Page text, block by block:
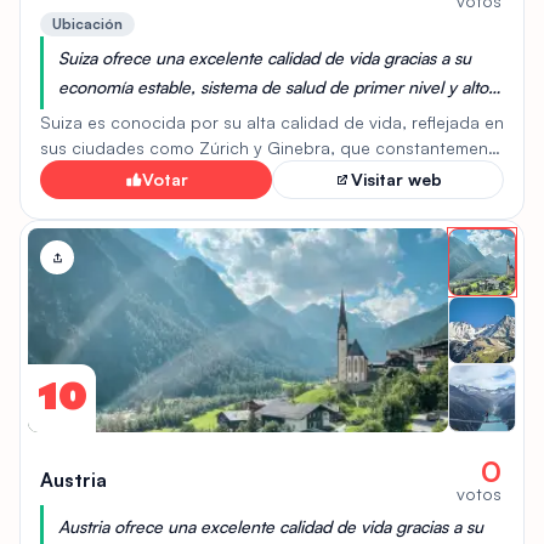
Ubicación
Suiza ofrece una excelente calidad de vida gracias a su
economía estable, sistema de salud de primer nivel y altos
estándares educativos. Además, cuenta con un entorno
natural impresionante y una infraestructura bien
desarrollada, lo que contribuye al bienestar de sus
habitantes.
Suiza es conocida por su alta calidad de vida, reflejada en
sus ciudades como Zúrich y Ginebra, que constantemente
se clasifican entre las mejores del mundo. El país ofrece
un entorno seguro, infraestructuras eficientes y una
economía estable, aunque el costo de vida es elevado. Su
sistema de salud, aunque costoso y basado en seguros
privados obligatorios, proporciona una atención médica
de alta calidad. La combinación de servicios públicos y
privados contribuye a un alto nivel de bienestar para sus
habitantes. Además, Suiza destaca por su belleza natural
y su compromiso con la sostenibilidad.
Votar Visitar web
10
Austria 0
votos
Austria ofrece una excelente calidad de vida gracias a su